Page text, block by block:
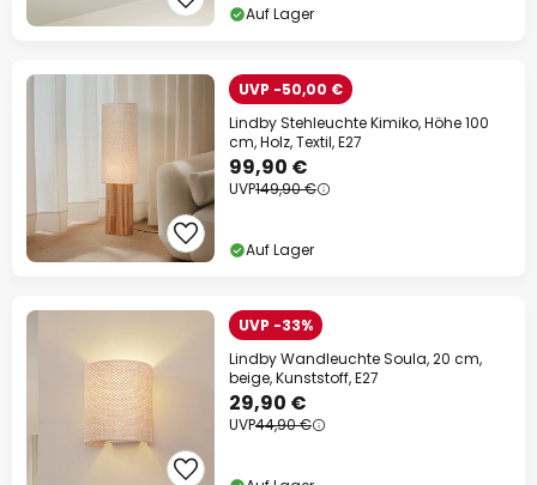
Auf Lager
UVP -50,00 €
Lindby Stehleuchte Kimiko, Höhe 100
cm, Holz, Textil, E27
99,90 €
UVP149,90 €
Auf Lager
UVP -33%
Lindby Wandleuchte Soula, 20 cm,
beige, Kunststoff, E27
29,90 €
UVP44,90 €